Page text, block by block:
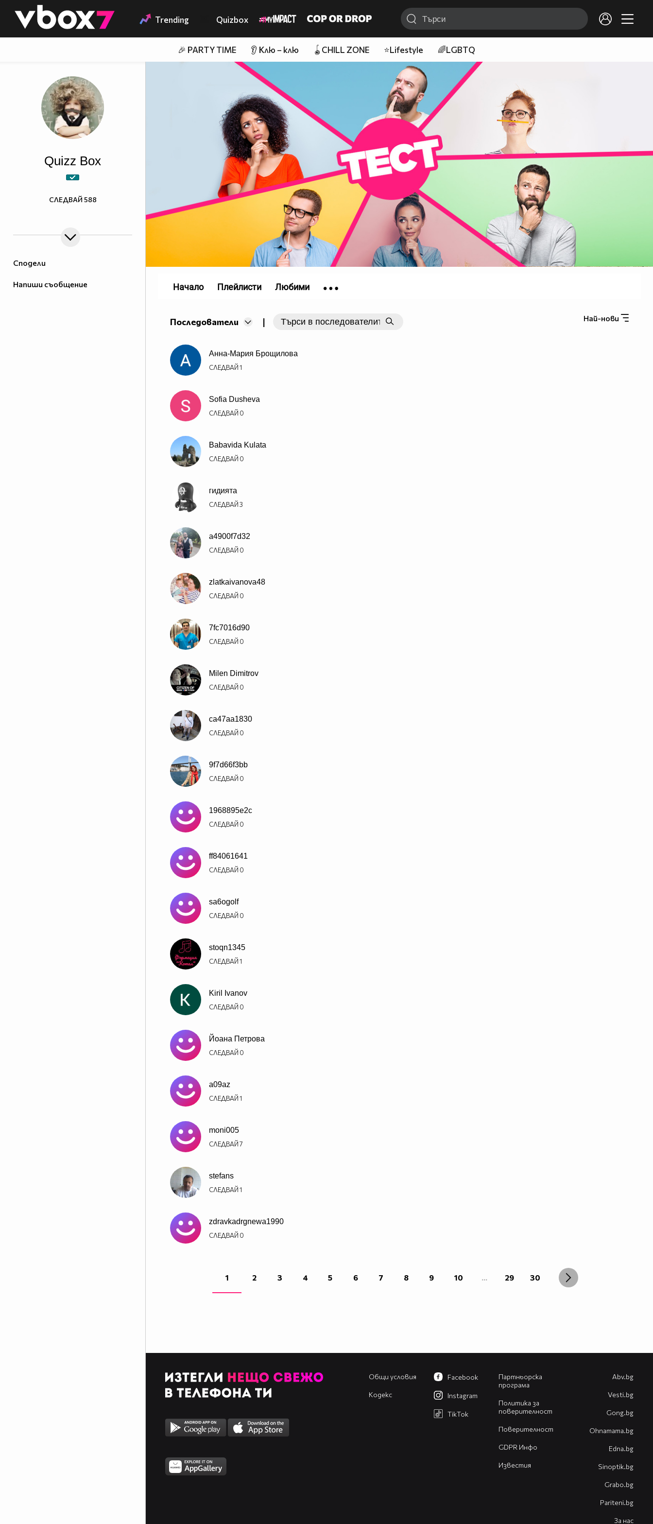
👾 Trending Quizbox
🎉 PARTY TIME 👂 Клю – клю 🪀CHILL ZONE ⭐Lifestyle 🌈LGBTQ
Сподели
Напиши съобщение
Quizz Box
СЛЕДВАЙ 588
Последователи | Най-нови
Анна-Мария Брощилова
СЛЕДВАЙ1
Sofia Dusheva
СЛЕДВАЙ 0
Babavida Kulata
СЛЕДВАЙ 0
гидията
СЛЕДВАЙ3
a4900f7d32
СЛЕДВАЙ 0
zlatkaivanova48
СЛЕДВАЙ 0
7fc7016d90
СЛЕДВАЙ 0
Milen Dimitrov
СЛЕДВАЙ 0
ca47aa1830
СЛЕДВАЙ 0
9f7d66f3bb
СЛЕДВАЙ 0
1968895e2c
СЛЕДВАЙ 0
ff84061641
СЛЕДВАЙ 0
sa6ogolf
СЛЕДВАЙ 0
stoqn1345
СЛЕДВАЙ1
Kiril Ivanov
СЛЕДВАЙ 0
Йоана Петрова
СЛЕДВАЙ 0
a09az
СЛЕДВАЙ1
moni005
СЛЕДВАЙ7
stefans
СЛЕДВАЙ1
zdravkadrgnewa1990
СЛЕДВАЙ 0
1 2 3 4 5 6 7 8 9 10 ... 29 30
Начало Плейлисти Любими
Общи условия
Кодекс
Партньорска
програма
Политика за
поверителност
Поверителност
GDPR Инфо
Известия
Facebook
Instagram
TikTok
Abv.bg
Vesti.bg
Gong.bg
Оhnamama.bg
Edna.bg
Sinoptik.bg
Grabo.bg
Pariteni.bg
За нас